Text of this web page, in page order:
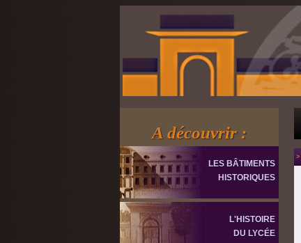
A découvrir :
LES BÂTIMENTS
HISTORIQUES
L'HISTOIRE
DU LYCÉE
>